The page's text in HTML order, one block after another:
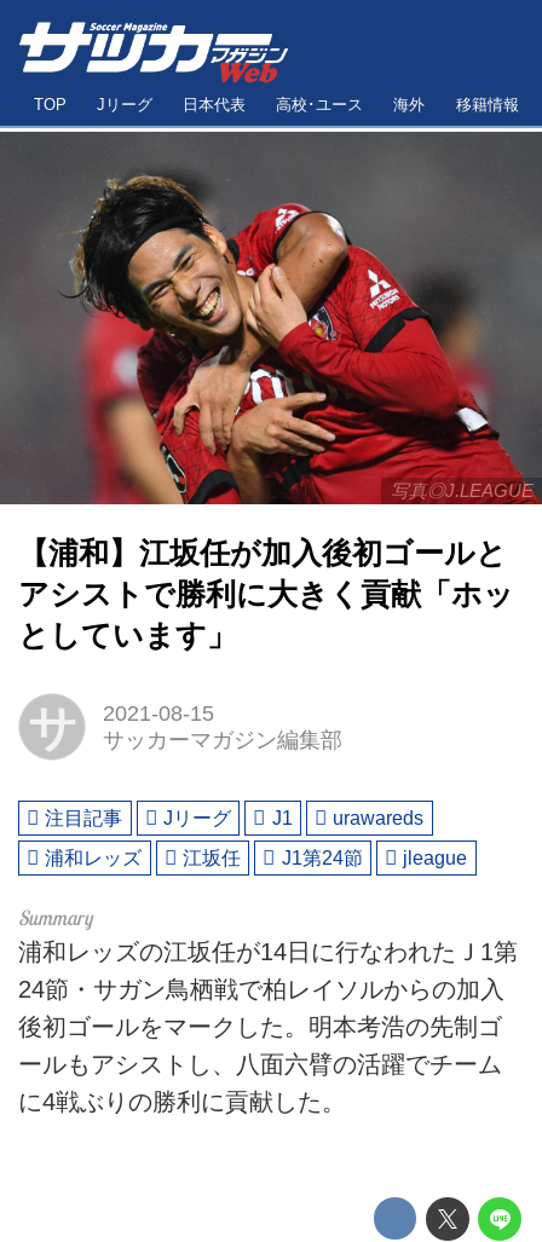
TOP Jリーグ 日本代表 高校･ユース 海外 移籍情報
写真◎J.LEAGUE
【浦和】江坂任が加入後初ゴールと
アシストで勝利に大きく貢献「ホッ
としています」
サ
2021-08-15
サッカーマガジン編集部
注目記事 Jリーグ J1
urawareds
浦和レッズ
江坂任 J1第24節 jleague
浦和レッズの江坂任が14日に行なわれたＪ1第
24節・サガン鳥栖戦で柏レイソルからの加入
後初ゴールをマークした。明本考浩の先制ゴ
ールもアシストし、八面六臂の活躍でチーム
に4戦ぶりの勝利に貢献した。